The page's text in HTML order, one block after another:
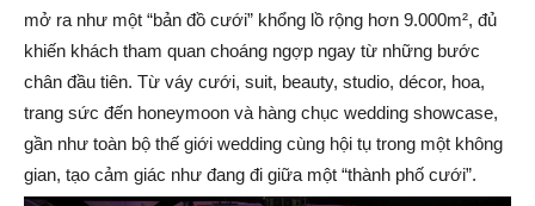
mở ra như một “bản đồ cưới” khổng lồ rộng hơn 9.000m², đủ
khiến khách tham quan choáng ngợp ngay từ những bước
chân đầu tiên. Từ váy cưới, suit, beauty, studio, décor, hoa,
trang sức đến honeymoon và hàng chục wedding showcase,
gần như toàn bộ thế giới wedding cùng hội tụ trong một không
gian, tạo cảm giác như đang đi giữa một “thành phố cưới”.